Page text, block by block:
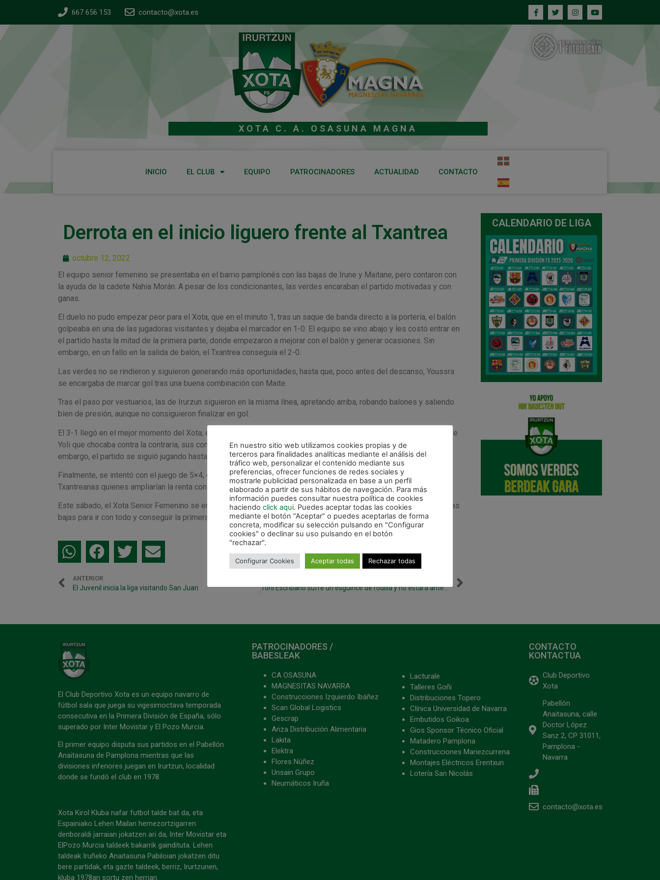
667 656 153 contacto@xota.es
XOTA C. A. OSASUNA MAGNA
INICIO EL CLUB EQUIPO PATROCINADORES ACTUALIDAD CONTACTO
Derrota en el inicio liguero frente al Txantrea
octubre 12, 2022
El equipo senior femenino se presentaba en el barrio pamplonés con las bajas de Irune y Maitane, pero contaron con
la ayuda de la cadete Nahia Morán. A pesar de los condicionantes, las verdes encaraban el partido motivadas y con
ganas.
El duelo no pudo empezar peor para el Xota, que en el minuto 1, tras un saque de banda directo a la portería, el balón
golpeaba en una de las jugadoras visitantes y dejaba el marcador en 1-0. El equipo se vino abajo y les costó entrar en
el partido hasta la mitad de la primera parte, donde empezaron a mejorar con el balón y generar ocasiones. Sin
embargo, en un fallo en la salida de balón, el Txantrea conseguía el 2-0.
Las verdes no se rindieron y siguieron generando más oportunidades, hasta que, poco antes del descanso, Youssra
se encargaba de marcar gol tras una buena combinación con Maite.
Tras el paso por vestuarios, las de Irurzun siguieron en la misma línea, apretando arriba, robando balones y saliendo
bien de presión, aunque no consiguieron finalizar en gol.
El 3-1 llegó en el mejor momento del Xota, en una jugada que no gustó a las jugadoras. Tras las muestras de dolor de
Yoli que chocaba contra la contraria, sus compañeras se pararon para saber sobre el estado de su compañera. Sin
embargo, el partido se siguió jugando hasta que las locales metieron gol.
Finalmente, se intentó con el juego de 5×4, donde consiguiendo también un par de ocasiones. Pero fueron las
Txantreanas quienes ampliarían la renta con un gol más, acabando el partido con un 4-1.
Este sábado, el Xota Senior Femenino se enfrentará al Mendialdea en Irurtzun. Las jugadoras esperan la vuelta de las
bajas para ir con todo y conseguir la primera victoria de la temporada.
ANTERIOR
El Juvenil inicia la liga visitando San Juan Toni Escribano sufre un esguince de rodilla y no estará ante Inter Movistar
CALENDARIO DE LIGA
El Club Deportivo Xota es un equipo navarro de
fútbol sala que juega su vigesimoctava temporada
consecutiva en la Primera División de España, sólo
superado por Inter Movistar y El Pozo Murcia.
El primer equipo disputa sus partidos en el Pabellón
Anaitasuna de Pamplona mientras que las
divisiones inferiores juegan en Irurtzun, localidad
donde se fundó el club en 1978.
Xota Kirol Kluba nafar futbol talde bat da, eta
Espainiako Lehen Mailan hemezortzigarren
denboraldi jarraian jokatzen ari da, Inter Movistar eta
ElPozo Murcia taldeek bakarrik gaindituta. Lehen
taldeak Iruñeko Anaitasuna Pabiloian jokatzen ditu
bere partidak, eta gazte taldeek, berriz, Irurtzunen,
kluba 1978an sortu zen herrian.
PATROCINADORES /
BABESLEAK
CA OSASUNA
MAGNESITAS NAVARRA
Construcciones Izquierdo Ibáñez
Scan Global Logistics
Gescrap
Ariza Distribución Alimentaria
Lakita
Elektra
Flores Núñez
Unsain Grupo
Neumáticos Iruña
Lacturale
Talleres Goñi
Distribuciones Topero
Clínica Universidad de Navarra
Embutidos Goikoa
Gios Sponsor Técnico Oficial
Matadero Pamplona
Construcciones Mariezcurrena
Montajes Eléctricos Erentxun
Lotería San Nicolás
CONTACTO
KONTACTUA
Club Deportivo
Xota
Pabellón
Anaitasuna, calle
Doctor López
Sanz 2, CP 31011,
Pamplona -
Navarra
contacto@xota.es
En nuestro sitio web utilizamos cookies propias y de
terceros para finalidades analíticas mediante el análisis del
tráfico web, personalizar el contenido mediante sus
preferencias, ofrecer funciones de redes sociales y
mostrarle publicidad personalizada en base a un perfil
elaborado a partir de sus hábitos de navegación. Para más
información puedes consultar nuestra política de cookies
haciendo click aqui. Puedes aceptar todas las cookies
mediante el botón “Aceptar” o puedes aceptarlas de forma
concreta, modificar su selección pulsando en "Configurar
cookies" o declinar su uso pulsando en el botón
"rechazar".
Configurar Cookies Aceptar todas Rechazar todas